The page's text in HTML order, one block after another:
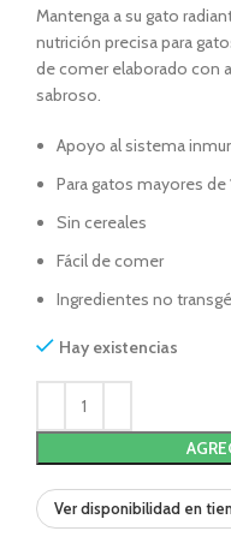
Mantenga a su gato
nutrición precisa para
de comer elaborado con
sabroso.
Apoyo al sistema
Para gatos mayores de
Sin cereales
Fácil de comer
Ingredientes no
Hay existencias
Ver disponibilidad en